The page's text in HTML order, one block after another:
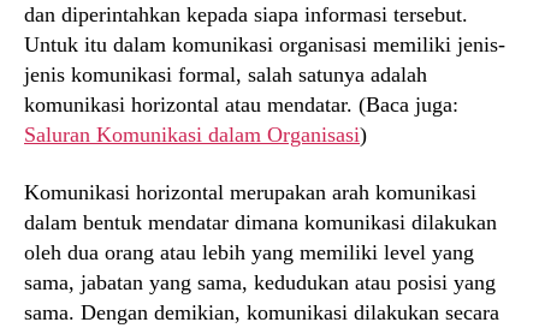
dan diperintahkan kepada siapa informasi tersebut.
Untuk itu dalam komunikasi organisasi memiliki jenis-
jenis komunikasi formal, salah satunya adalah
komunikasi horizontal atau mendatar. (Baca juga:
Saluran Komunikasi dalam Organisasi)
Komunikasi horizontal merupakan arah komunikasi
dalam bentuk mendatar dimana komunikasi dilakukan
oleh dua orang atau lebih yang memiliki level yang
sama, jabatan yang sama, kedudukan atau posisi yang
sama. Dengan demikian, komunikasi dilakukan secara